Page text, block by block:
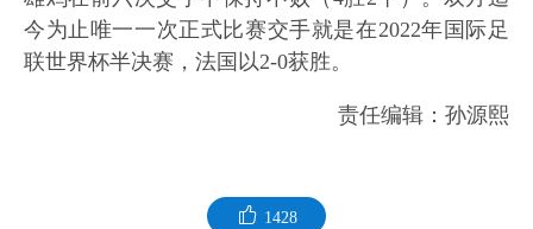
今为止唯一一次正式比赛交手就是在2022年国际足
联世界杯半决赛，法国以2-0获胜。
责任编辑：孙源熙
1428